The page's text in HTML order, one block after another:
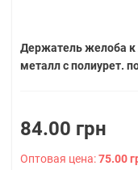
Держатель желоба к
металл с полиурет.
84.00 грн
Оптовая цена:75.00